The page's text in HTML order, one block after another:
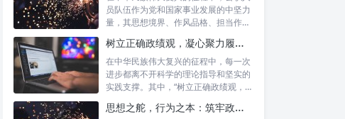
员队伍作为党和国家事业发展的中坚力
量，其思想境界、作风品格、担当作为
树立正确政绩观，凝心聚力履职尽责：新时代下的治理智慧与实践路径
在中华民族伟大复兴的征程中，每一次
进步都离不开科学的理论指导和坚实的
实践支撑。其中，“树立正确政绩观，凝
思想之舵，行为之本：筑牢政绩观根基，永葆公职人员本色